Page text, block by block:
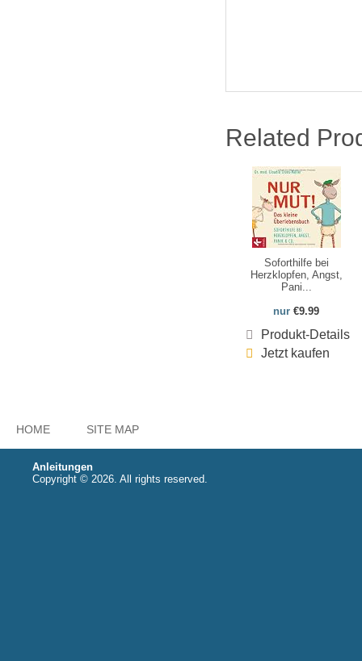
Related
Soforthilfe bei
Herzklopfen, Angst,
Pani...
nur €9.99
Produkt-Details
Jetzt kaufen
HOME SITE MAP
Anleitungen
Copyright © 2026. All rights reserved.